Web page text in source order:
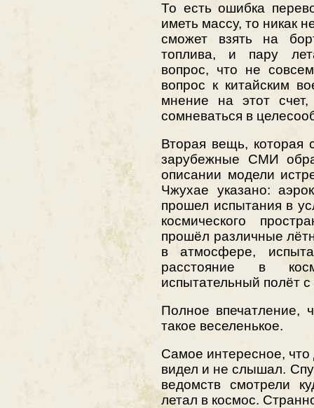
То есть ошибка
иметь массу, то никак
сможет взять на
топлива, и пару
вопрос, что не
вопрос к китайским
мнение на этот
сомневаться в
Вторая вещь, которая
зарубежные СМИ
описании модели
Чжухае указано:
прошел испытания в
космического
прошёл различные
в атмосфере,
расстояние в
испытательный полёт
Полное впечатление,
такое веселенькое.
Самое интересное, что
видел и не слышал.
ведомств смотрели
летал в космос.